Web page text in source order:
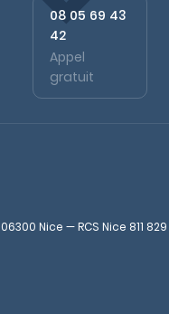
08 05 69 43
42
Appel
gratuit
Nice — RCS Nice 811